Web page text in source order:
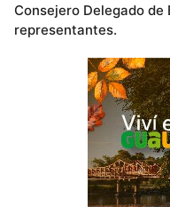
Consejero Delegado
representantes.